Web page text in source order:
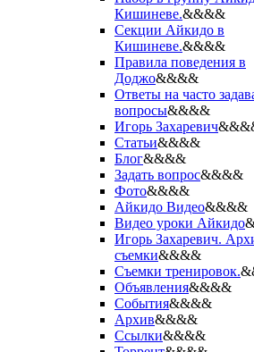
Кишиневе.&&&&
Секции Айкидо в
Кишиневе.&&&&
Правила поведения в
Доджо&&&&
Ответы на часто
вопросы&&&&
Игорь Захаревич
Статьи&&&&
Блог&&&&
Задать вопрос&&&&
Фото&&&&
Айкидо Видео&&&&
Видео уроки Айкидо
Игорь Захаревич.
съемки&&&&
Съемки тренировок.
Объявления&&&&
События&&&&
Архив&&&&
Ссылки&&&&